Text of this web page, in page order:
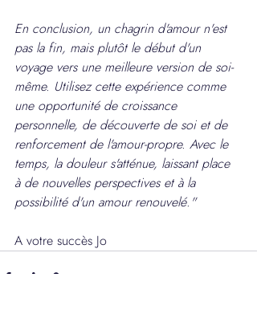
En conclusion, un chagrin d'amour n'est
pas la fin, mais plutôt le début d'un
voyage vers une meilleure version de soi-
même. Utilisez cette expérience comme
une opportunité de croissance
personnelle, de découverte de soi et de
renforcement de l'amour-propre. Avec le
temps, la douleur s'atténue, laissant place
à de nouvelles perspectives et à la
possibilité d'un amour renouvelé."
A votre succès Jo